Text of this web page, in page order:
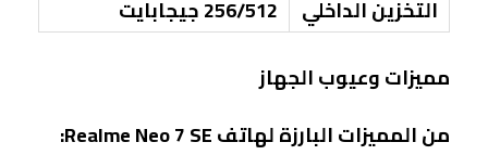
التخزين الداخلي
256/512 جيجابايت
مميزات وعيوب الجهاز
من المميزات البارزة لهاتف Realme Neo 7 SE: